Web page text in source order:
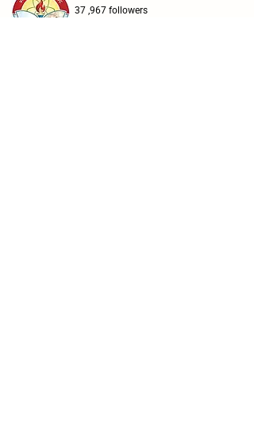
37 ,967 followers